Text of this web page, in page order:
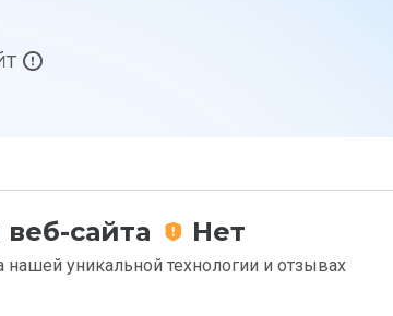
сайта Нет
нашей уникальной технологии и отзывах